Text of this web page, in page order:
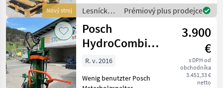
Nový stroj
Lesnícke a drevárske stroje
Štiepací stroj
Lesnícke a
drevárske
stroje /
Posch
Prémiový plus prodejce
Posch
HydroCombi
13to
3.900
€
s DPH od
obchodníka
3.451,33 €
netto
R. v. 2016
Wenig benutzter Posch